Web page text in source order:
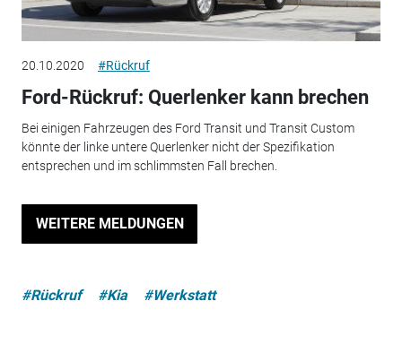
20.10.2020 #Rückruf
Ford-Rückruf: Querlenker kann brechen
Bei einigen Fahrzeugen des Ford Transit und Transit Custom
könnte der linke untere Querlenker nicht der Spezifikation
entsprechen und im schlimmsten Fall brechen.
WEITERE MELDUNGEN
#Rückruf #Kia #Werkstatt